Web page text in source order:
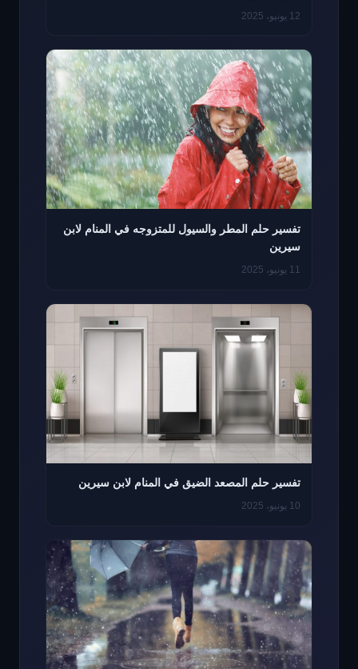
12 يونيو، 2025
تفسير حلم المطر والسيول للمتزوجه في المنام لابن
سيرين
11 يونيو، 2025
تفسير حلم المصعد الضيق في المنام لابن سيرين
10 يونيو، 2025